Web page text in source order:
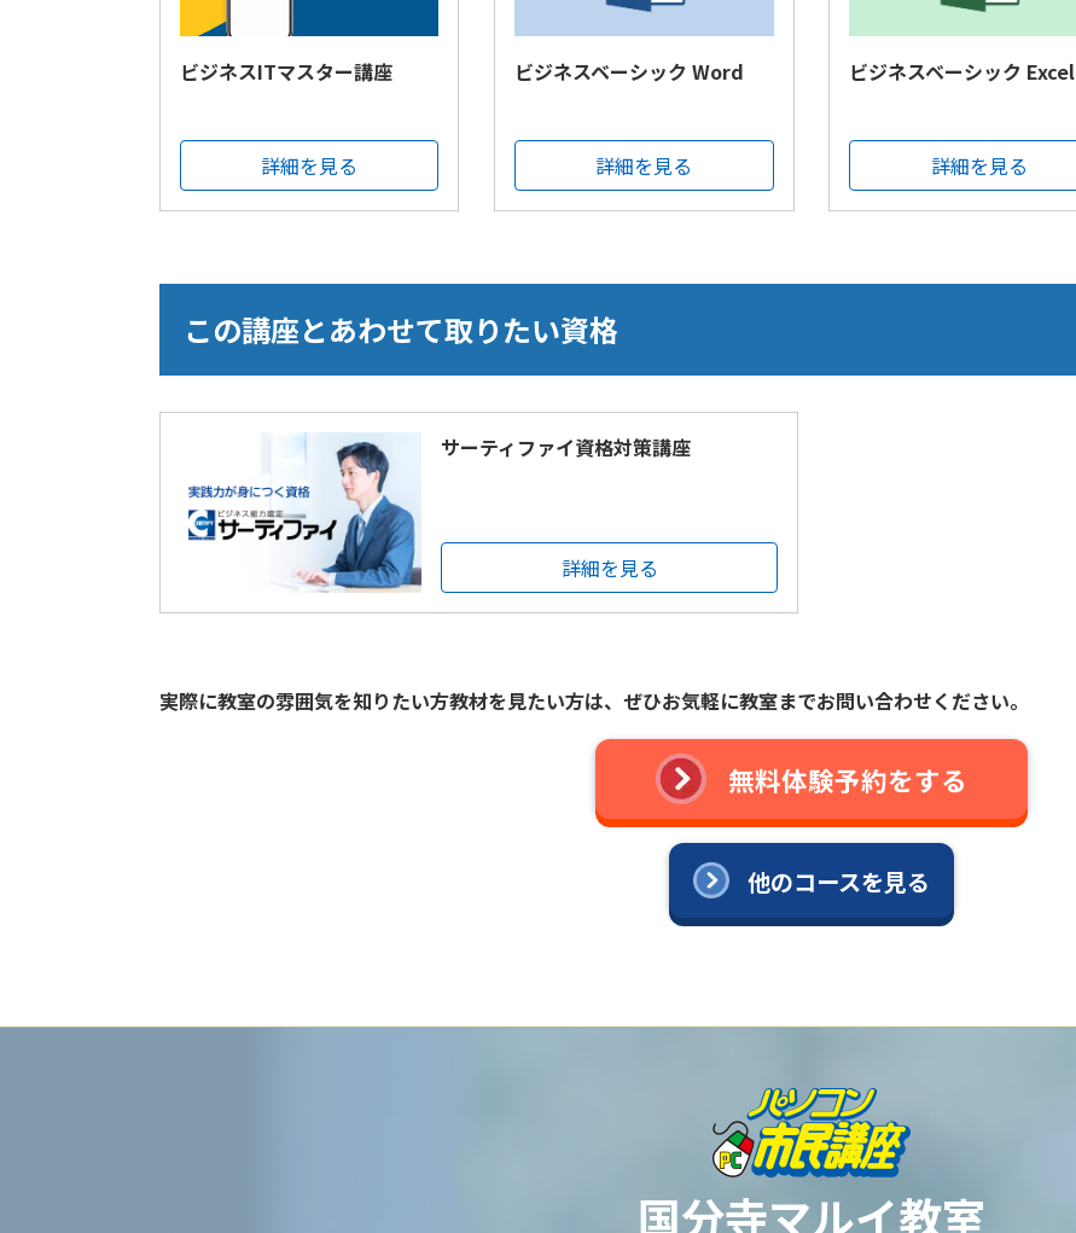
ビジネスITマスター講座
詳細を見る
ビジネスベーシック Word
詳細を見る
ビジネスベーシック Excel
詳細を見る
この講座とあわせて取りたい資格
サーティファイ資格対策講座
詳細を見る
実際に教室の雰囲気を知りたい方教材を見たい方は、 ぜひお気軽に教室までお問い合わせください。
無料体験予約をする
他のコースを見る
国分寺マルイ教室